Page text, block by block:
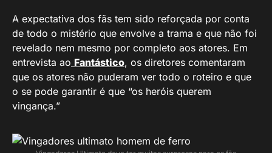
A expectativa dos fãs tem sido reforçada por conta
de todo o mistério que envolve a trama e que não foi
revelado nem mesmo por completo aos atores. Em
entrevista ao Fantástico, os diretores comentaram
que os atores não puderam ver todo o roteiro e que
o se pode garantir é que “os heróis querem
vingança.”